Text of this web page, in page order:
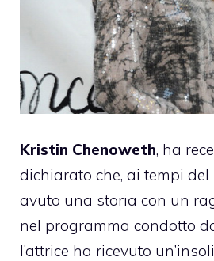
Kristin Chenoweth, ha
dichiarato che, ai tempi del
avuto una storia con un
nel programma condotto
l’attrice ha ricevuto